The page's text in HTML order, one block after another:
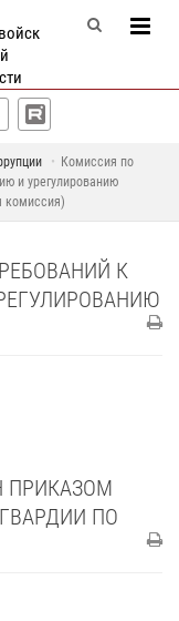
Комиссия по
и урегулированию
комиссия)
К
ПРИКАЗОМ
ПО